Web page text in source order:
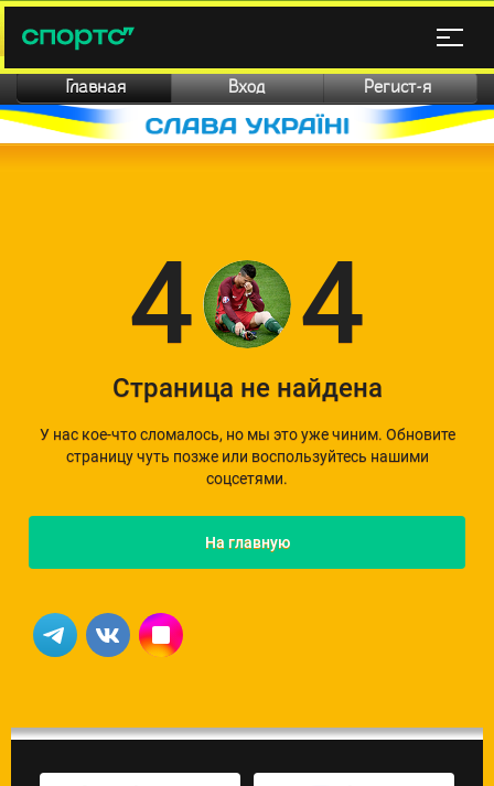
Главная Вход Регист-я
4 4
Страница не найдена
У нас кое-что сломалось, но мы это уже чиним. Обновите
страницу чуть позже или воспользуйтесь нашими
соцсетями.
На главную